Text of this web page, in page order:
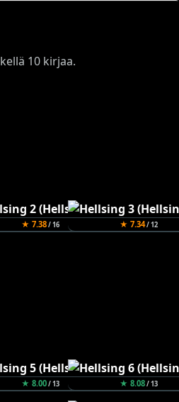
10 kirjaa.
★ 7.38/ 16 ★ 7.34/ 12
★ 8.00/ 13 ★ 8.08/ 13